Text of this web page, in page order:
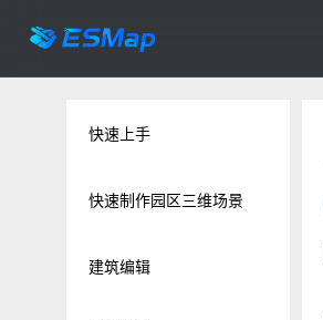
快速上手
快速制作园区三维场景
建筑编辑